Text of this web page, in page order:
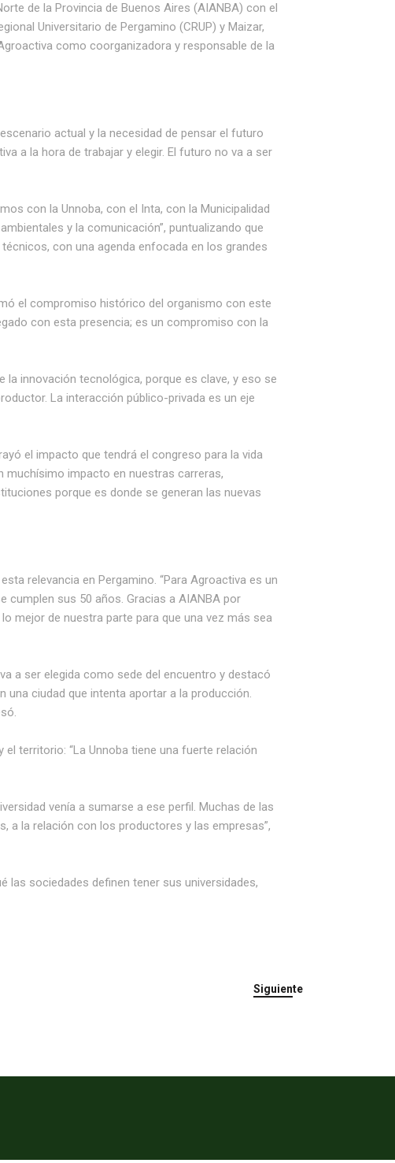
de la Provincia de Buenos Aires (AIANBA) con el
Universitario de Pergamino (CRUP) y Maizar,
como coorganizadora y responsable de la
actual y la necesidad de pensar el futuro
a la hora de trabajar y elegir. El futuro no va a ser
con la Unnoba, con el Inta, con la Municipalidad
y la comunicación”, puntualizando que
con una agenda enfocada en los grandes
el compromiso histórico del organismo con este
con esta presencia; es un compromiso con la
innovación tecnológica, porque es clave, y eso se
La interacción público-privada es un eje
el impacto que tendrá el congreso para la vida
muchísimo impacto en nuestras carreras,
porque es donde se generan las nuevas
relevancia en Pergamino. “Para Agroactiva es un
cumplen sus 50 años. Gracias a AIANBA por
mejor de nuestra parte para que una vez más sea
a ser elegida como sede del encuentro y destacó
una ciudad que intenta aportar a la producción.
territorio: “La Unnoba tiene una fuerte relación
venía a sumarse a ese perfil. Muchas de las
a la relación con los productores y las empresas”,
las sociedades definen tener sus universidades,
Siguiente